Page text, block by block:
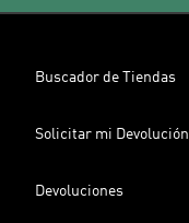
Buscador de Tiendas
Solicitar mi Devolución
Devoluciones